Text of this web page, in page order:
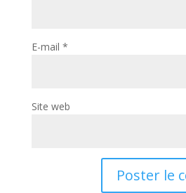
E-mail *
Site web